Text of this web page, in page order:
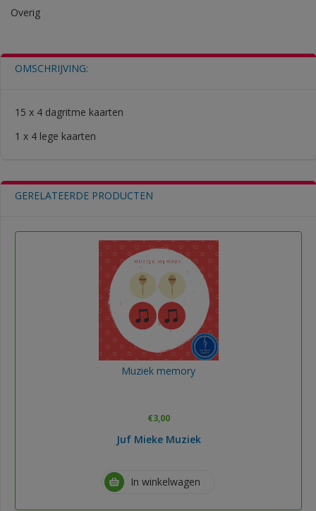
Overig
OMSCHRIJVING:
15 x 4 dagritme kaarten
1 x 4 lege kaarten
GERELATEERDE PRODUCTEN
Muziek memory
€3,00
Juf Mieke Muziek
In winkelwagen